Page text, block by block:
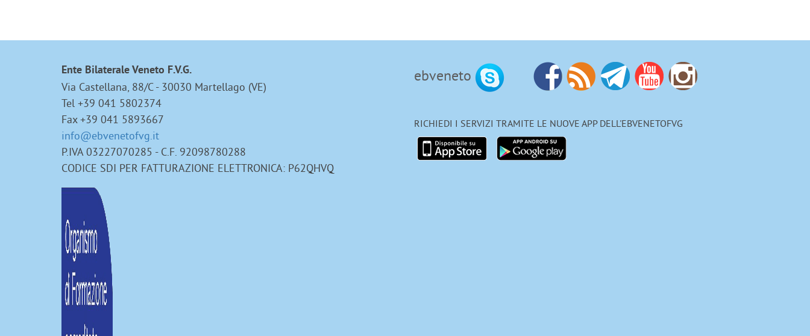
Ente Bilaterale Veneto F.V.G.
Via Castellana, 88/C - 30030 Martellago (VE)
Tel +39 041 5802374
Fax +39 041 5893667
info@ebvenetofvg.it
P.IVA 03227070285 - C.F. 92098780288
CODICE SDI PER FATTURAZIONE ELETTRONICA: P62QHVQ
ebveneto
RICHIEDI I SERVIZI TRAMITE LE NUOVE APP DELL'EBVENETOFVG